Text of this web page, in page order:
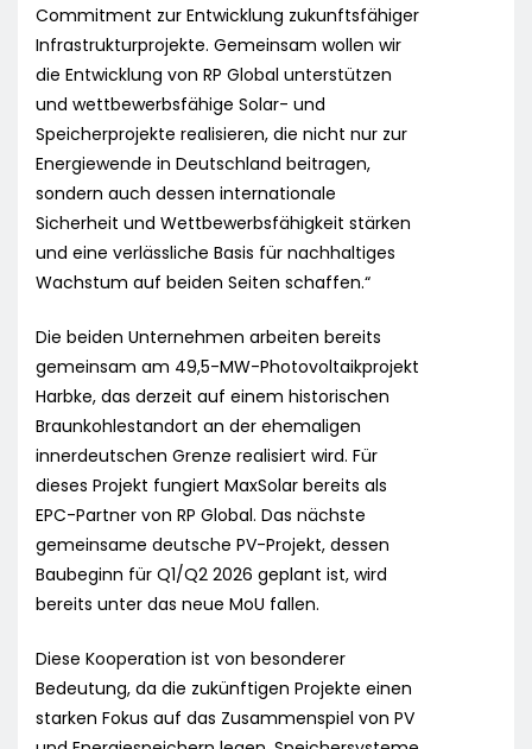
Commitment zur Entwicklung zukunftsfähiger
Infrastrukturprojekte. Gemeinsam wollen wir
die Entwicklung von RP Global unterstützen
und wettbewerbsfähige Solar- und
Speicherprojekte realisieren, die nicht nur zur
Energiewende in Deutschland beitragen,
sondern auch dessen internationale
Sicherheit und Wettbewerbsfähigkeit stärken
und eine verlässliche Basis für nachhaltiges
Wachstum auf beiden Seiten schaffen.“
Die beiden Unternehmen arbeiten bereits
gemeinsam am 49,5-MW-Photovoltaikprojekt
Harbke, das derzeit auf einem historischen
Braunkohlestandort an der ehemaligen
innerdeutschen Grenze realisiert wird. Für
dieses Projekt fungiert MaxSolar bereits als
EPC-Partner von RP Global. Das nächste
gemeinsame deutsche PV-Projekt, dessen
Baubeginn für Q1/Q2 2026 geplant ist, wird
bereits unter das neue MoU fallen.
Diese Kooperation ist von besonderer
Bedeutung, da die zukünftigen Projekte einen
starken Fokus auf das Zusammenspiel von PV